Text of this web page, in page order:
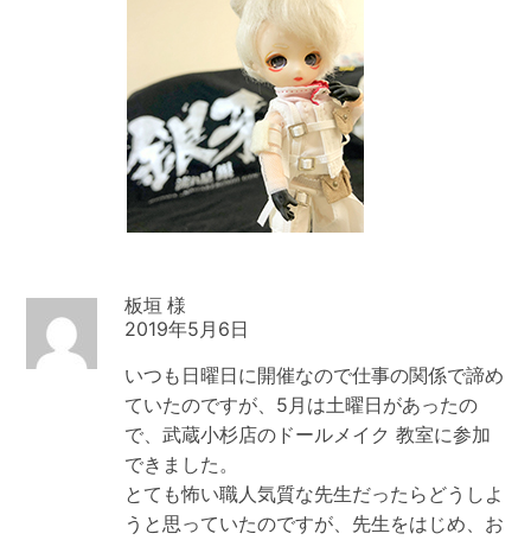
板垣
2019年5月6日
いつも日曜日に開催なので仕事の関係で諦め
ていたのですが、5月は土曜日があったの
で、武蔵小杉店のドールメイク 教室に参加
できました。
とても怖い職人気質な先生だったらどうしよ
うと思っていたのですが、先生をはじめ、お